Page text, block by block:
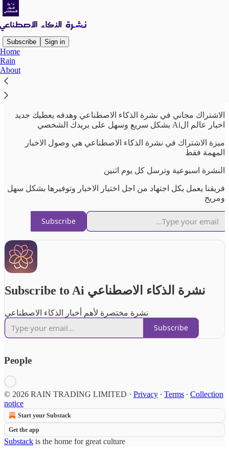
Subscribe Sign in
Home
Rain
About
الاشتراك مجاني في نشرة الذكاء الاصطناعي وهدفه يعطيك جديد
اخبار عالم الAi بشكل سريع وسهل على بريدك الشخصي
ميزة الاشتراك في نشرة الذكاء الاصطناعي هي وصول الاخبار
المهمة فقط
النشرة اسبوعية وترسل كل يوم اثنين
فريقنا يعمل بكل اجتهاد من اجل اختيار الاخبار وتوفيرها بشكل سهل
ومريح
Subscribe
Subscribe to Ai نشرة الذكاء الاصطناعي
نشرة مختصرة لأهم أخبار الذكاء الاصطناعي
Subscribe
People
© 2026 RAIN TRADING LIMITED · Privacy ∙ Terms ∙ Collection
notice
Start your Substack
Get the app
Substack is the home for great culture